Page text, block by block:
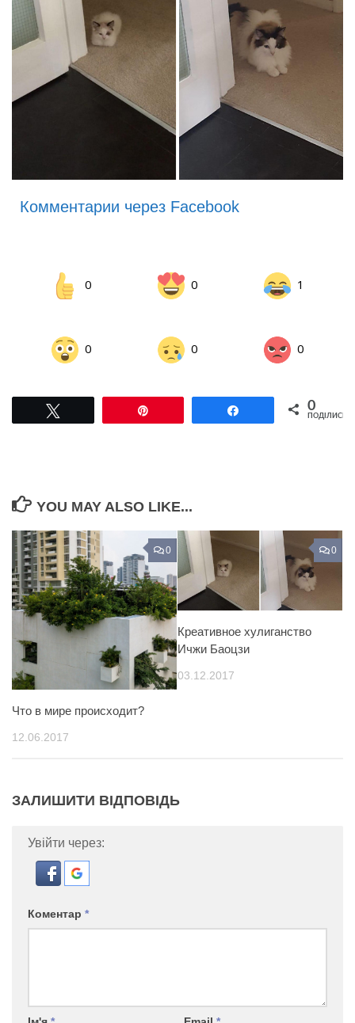
Комментарии через Facebook
0 0 1
0 0 0
Поділитися0
ПОДІЛИСЬ
YOU MAY ALSO LIKE...
0
Что в мире происходит?
12.06.2017
0
Креативное хулиганство
Ичжи Баоцзи
03.12.2017
ЗАЛИШИТИ ВІДПОВІДЬ
Увійти через:
Коментар *